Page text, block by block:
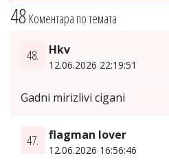
48 Коментара по темата
48. Hkv
12.06.2026 22:19:51
Gadni mirizlivi cigani
47. flagman lover
12.06.2026 16:56:46